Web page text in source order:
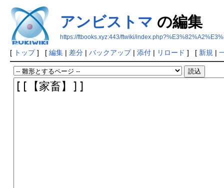
アンビストマ の編集
https://ftbooks.xyz:443/ftwiki/
[ トップ] [ 編集| 差分| バックアップ| 添付| リロード ] [ 新規 |